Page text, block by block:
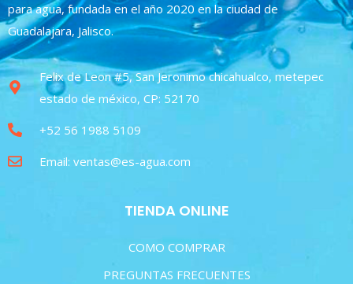
para agua, fundada en el año 2020 en la ciudad de
Guadalajara, Jalisco.
Felix de Leon #5, San Jeronimo chicahualco, metepec
estado de méxico, CP: 52170
+52 56 1988 5109
Email: ventas@es-agua.com
TIENDA ONLINE
COMO COMPRAR
PREGUNTAS FRECUENTES